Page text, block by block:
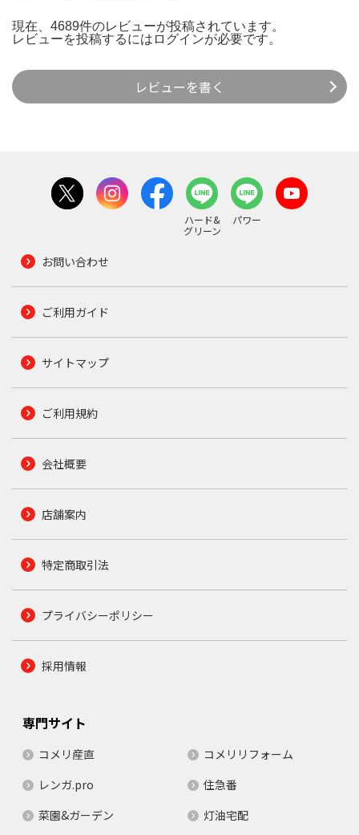
現在、4689件のレビューが投稿されています。
レビューを投稿するには ログインが必要です。
レビューを書く
ハード&
グリーン
パワー
お問い合わせ
ご利用ガイド
サイトマップ
ご利用規約
会社概要
店舗案内
特定商取引法
プライバシーポリシー
採用情報
専門サイト
コメリ産直
コメリリフォーム
レンガ.pro
住急番
菜園&ガーデン
灯油宅配